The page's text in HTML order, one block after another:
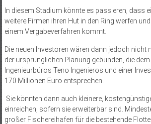
In diesem Stadium könnte es passieren, dass
weitere Firmen ihren Hut in den Ring werfen
einem Vergabeverfahren kommt.
Die neuen Investoren wären dann jedoch nicht
der ursprünglichen Planung gebunden, die
Ingenieurbüros Teno Ingenieros und einer
170 Millionen Euro entsprechen.
Sie könnten dann auch kleinere,
einreichen, sofern sie erweiterbar sind.
großer Fischereihafen für die bestehende